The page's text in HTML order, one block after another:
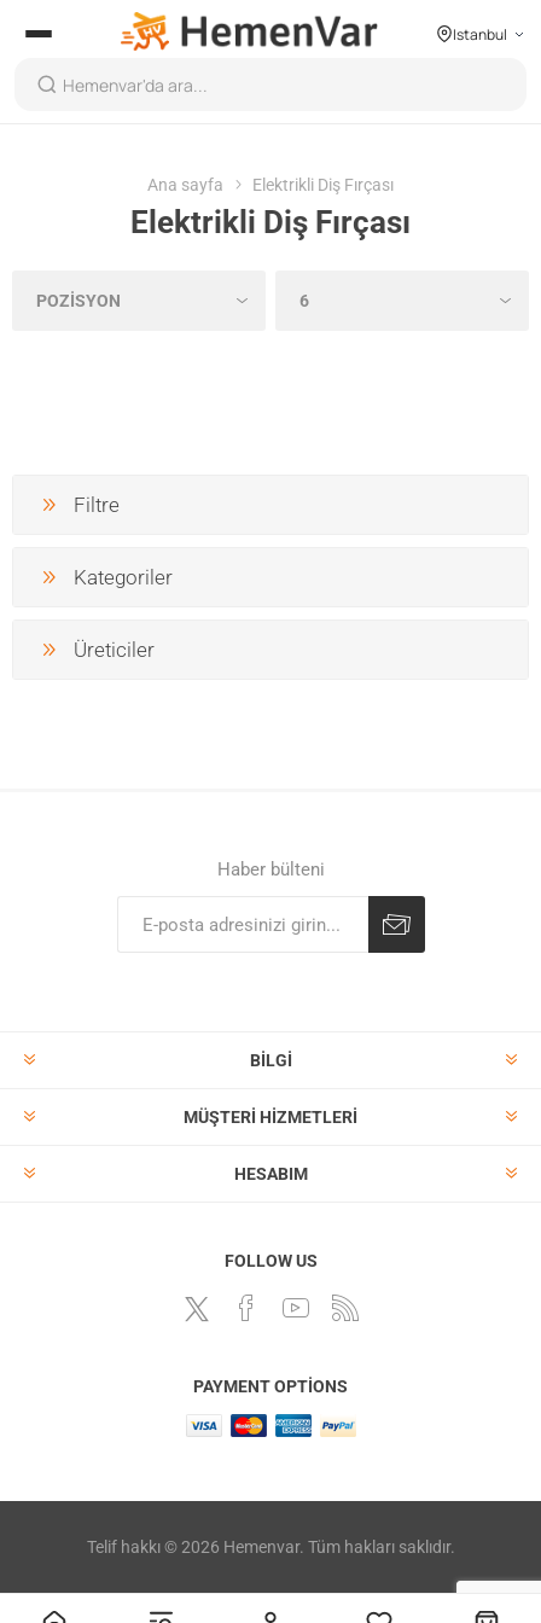
Istanbul
Ana sayfa Elektrikli Diş Fırçası
Elektrikli Diş Fırçası
Filtre
Kategoriler
Üreticiler
Haber bülteni
BILGI
MÜŞTERI HIZMETLERI
HESABIM
FOLLOW US
PAYMENT OPTIONS
Telif hakkı © 2026 Hemenvar. Tüm hakları saklıdır.